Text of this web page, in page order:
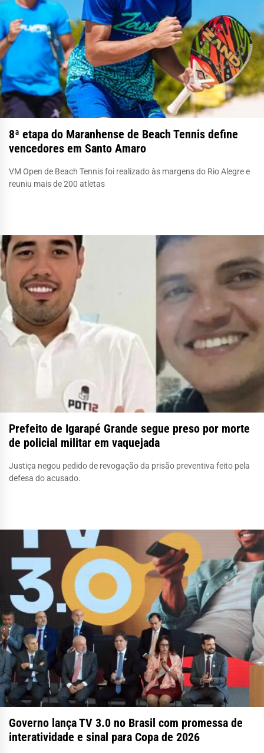
8ª etapa do Maranhense de Beach Tennis define
vencedores em Santo Amaro
VM Open de Beach Tennis foi realizado às margens do Rio Alegre e
reuniu mais de 200 atletas
Prefeito de Igarapé Grande segue preso por morte
de policial militar em vaquejada
Justiça negou pedido de revogação da prisão preventiva feito pela
defesa do acusado.
Governo lança TV 3.0 no Brasil com promessa de
interatividade e sinal para Copa de 2026